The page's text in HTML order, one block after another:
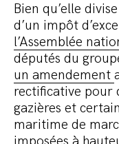
Bien qu’elle
d’un impôt
l’Assemblée
députés du
un amendement
rectificative pour
gazières et
maritime de